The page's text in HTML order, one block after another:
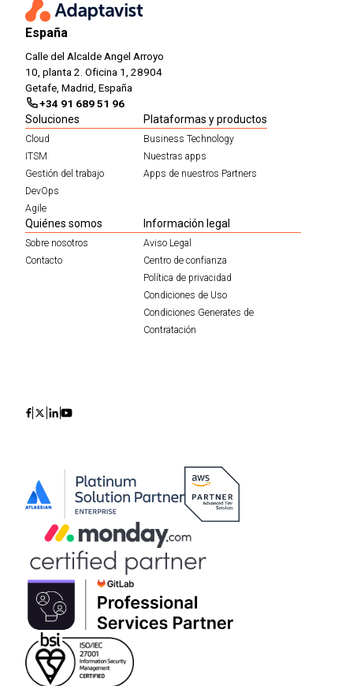
España
Calle del Alcalde Angel Arroyo
10, planta 2. Oficina 1, 28904
Getafe, Madrid, España
+34 91 689 51 96
Soluciones
Cloud
ITSM
Gestión del trabajo
DevOps
Agile
Plataformas y productos
Business Technology
Nuestras apps
Apps de nuestros Partners
Quiénes somos
Sobre nosotros
Contacto
Información legal
Aviso Legal
Centro de confianza
Política de privacidad
Condiciones de Uso
Condiciones Generates de
Contratación
IconIconIconIcon